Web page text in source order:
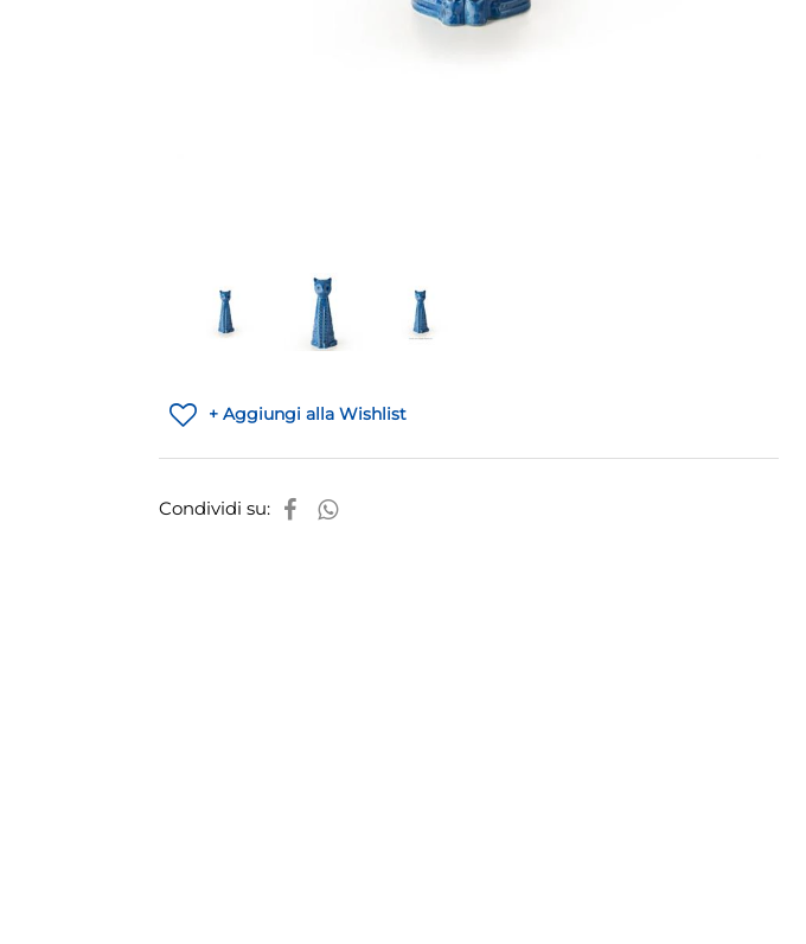
+ Aggiungi alla Wishlist
Condividi su: